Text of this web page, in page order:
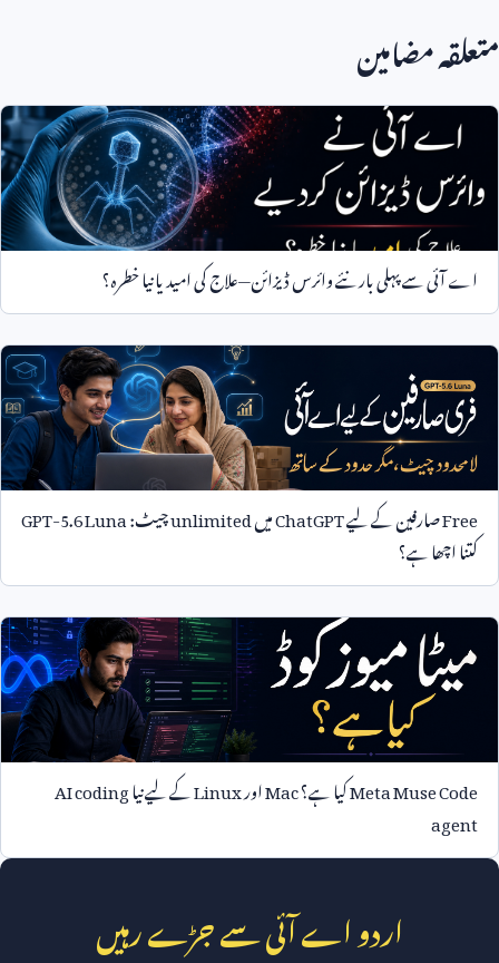
متعلقہ مضامین
اے آئی سے پہلی بار نئے وائرس ڈیزائن—علاج کی امید یا نیا خطرہ؟
Freeصارفین کے لیےChatGPTمیںunlimitedچیٹ:GPT-5.6 Luna
کتنا اچھا ہے؟
Meta Muse Codeکیا ہے؟MacاورLinuxکے لیے نیاAI coding
agent
اردو اے آئی سے جڑے رہیں